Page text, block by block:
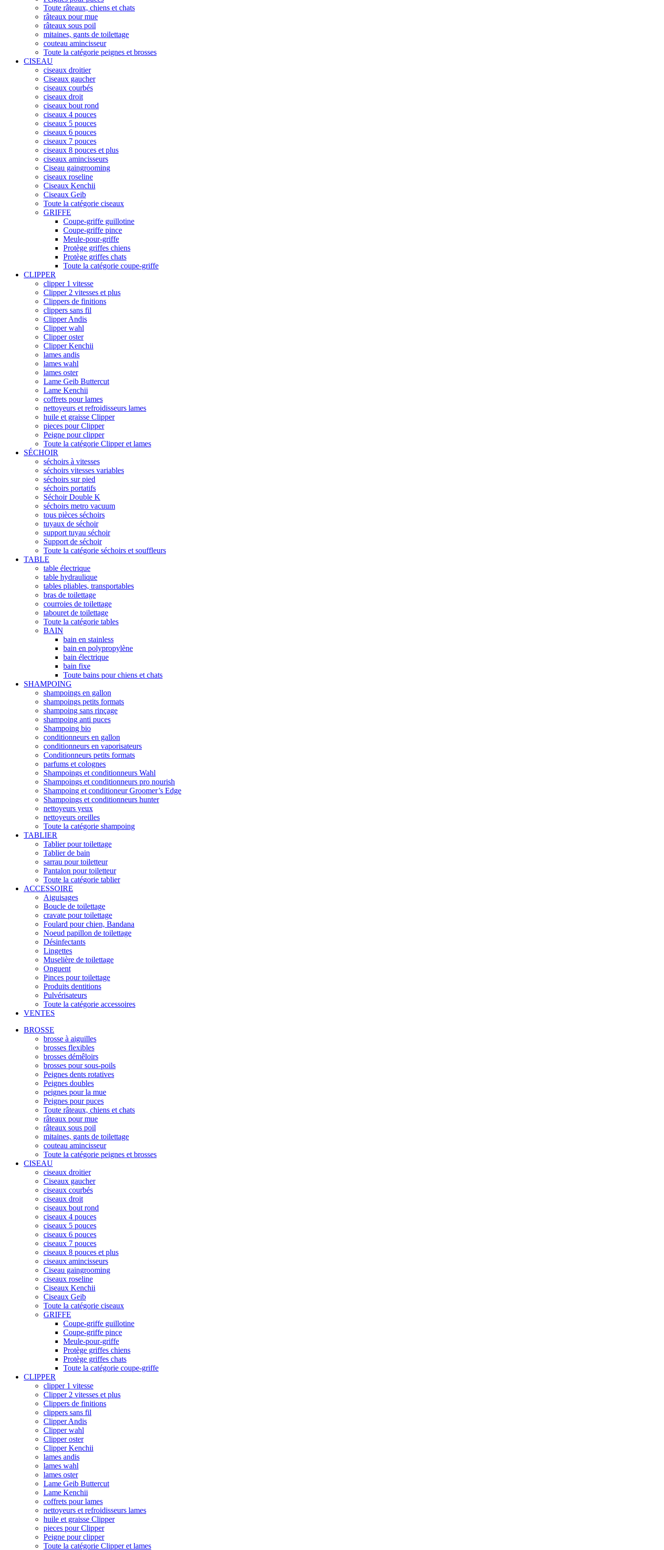
Toute râteaux, chiens et chats
râteaux pour mue
râteaux sous poil
mitaines, gants de toilettage
couteau amincisseur
Toute la catégorie peignes et brosses
CISEAU
ciseaux droitier
Ciseaux gaucher
ciseaux courbés
ciseaux droit
ciseaux bout rond
ciseaux 4 pouces
ciseaux 5 pouces
ciseaux 6 pouces
ciseaux 7 pouces
ciseaux 8 pouces et plus
ciseaux amincisseurs
Ciseau gaingrooming
ciseaux roseline
Ciseaux Kenchii
Ciseaux Geib
Toute la catégorie ciseaux
GRIFFE
Coupe-griffe guillotine
Coupe-griffe pince
Meule-pour-griffe
Protège griffes chiens
Protège griffes chats
Toute la catégorie coupe-griffe
CLIPPER
clipper 1 vitesse
Clipper 2 vitesses et plus
Clippers de finitions
clippers sans fil
Clipper Andis
Clipper wahl
Clipper oster
Clipper Kenchii
lames andis
lames wahl
lames oster
Lame Geib Buttercut
Lame Kenchii
coffrets pour lames
nettoyeurs et refroidisseurs lames
huile et graisse Clipper
pieces pour Clipper
Peigne pour clipper
Toute la catégorie Clipper et lames
SÉCHOIR
séchoirs à vitesses
séchoirs vitesses variables
séchoirs sur pied
séchoirs portatifs
Séchoir Double K
séchoirs metro vacuum
tous pièces séchoirs
tuyaux de séchoir
support tuyau séchoir
Support de séchoir
Toute la catégorie séchoirs et souffleurs
TABLE
table électrique
table hydraulique
tables pliables, transportables
bras de toilettage
courroies de toilettage
tabouret de toilettage
Toute la catégorie tables
BAIN
bain en stainless
bain en polypropylène
bain électrique
bain fixe
Toute bains pour chiens et chats
SHAMPOING
shampoings en gallon
shampoings petits formats
shampoing sans rinçage
shampoing anti puces
Shampoing bio
conditionneurs en gallon
conditionneurs en vaporisateurs
Conditionneurs petits formats
parfums et colognes
Shampoings et conditionneurs Wahl
Shampoings et conditionneurs pro nourish
Shampoing et conditioneur Groomer’s Edge
Shampoings et conditionneurs hunter
nettoyeurs yeux
nettoyeurs oreilles
Toute la catégorie shampoing
TABLIER
Tablier pour toilettage
Tablier de bain
sarrau pour toiletteur
Pantalon pour toiletteur
Toute la catégorie tablier
ACCESSOIRE
Aiguisages
Boucle de toilettage
cravate pour toilettage
Foulard pour chien, Bandana
Noeud papillon de toilettage
Désinfectants
Lingettes
Muselière de toilettage
Onguent
Pinces pour toilettage
Produits dentitions
Pulvérisateurs
Toute la catégorie accessoires
VENTES
BROSSE
brosse à aiguilles
brosses flexibles
brosses démêloirs
brosses pour sous-poils
Peignes dents rotatives
Peignes doubles
peignes pour la mue
Peignes pour puces
Toute râteaux, chiens et chats
râteaux pour mue
râteaux sous poil
mitaines, gants de toilettage
couteau amincisseur
Toute la catégorie peignes et brosses
CISEAU
ciseaux droitier
Ciseaux gaucher
ciseaux courbés
ciseaux droit
ciseaux bout rond
ciseaux 4 pouces
ciseaux 5 pouces
ciseaux 6 pouces
ciseaux 7 pouces
ciseaux 8 pouces et plus
ciseaux amincisseurs
Ciseau gaingrooming
ciseaux roseline
Ciseaux Kenchii
Ciseaux Geib
Toute la catégorie ciseaux
GRIFFE
Coupe-griffe guillotine
Coupe-griffe pince
Meule-pour-griffe
Protège griffes chiens
Protège griffes chats
Toute la catégorie coupe-griffe
CLIPPER
clipper 1 vitesse
Clipper 2 vitesses et plus
Clippers de finitions
clippers sans fil
Clipper Andis
Clipper wahl
Clipper oster
Clipper Kenchii
lames andis
lames wahl
lames oster
Lame Geib Buttercut
Lame Kenchii
coffrets pour lames
nettoyeurs et refroidisseurs lames
huile et graisse Clipper
pieces pour Clipper
Peigne pour clipper
Toute la catégorie Clipper et lames